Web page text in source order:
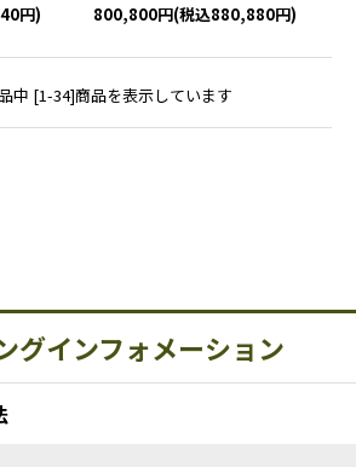
円)
800,800円(税込880,880円)
中 [1-34]商品を表示しています
グインフォメーション